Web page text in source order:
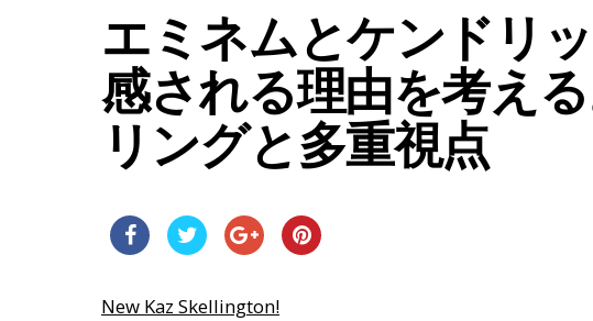
エミネムとケンドリ
感される理由を考え
リングと多重視点
New Kaz Skellington!